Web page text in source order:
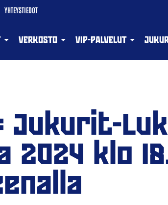
YHTEYSTIEDOT
VERKOSTO VIP-PALVELUT
Jukurit-
2024 klo